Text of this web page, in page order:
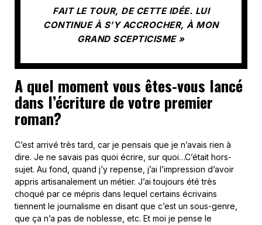
FAIT LE TOUR, DE CETTE IDÉE. LUI
CONTINUE À S’Y ACCROCHER, À MON
GRAND SCEPTICISME »
A quel moment vous êtes-vous lancé
dans l’écriture de votre premier
roman?
C’est arrivé très tard, car je pensais que je n’avais rien à
dire. Je ne savais pas quoi écrire, sur quoi…C’était hors-
sujet. Au fond, quand j’y repense, j’ai l’impression d’avoir
appris artisanalement un métier. J’ai toujours été très
choqué par ce mépris dans lequel certains écrivains
tiennent le journalisme en disant que c’est un sous-genre,
que ça n’a pas de noblesse, etc. Et moi je pense le